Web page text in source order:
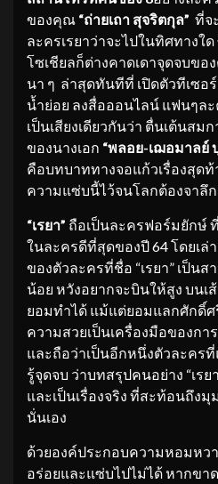
ของคุณ “ถ่ายเถา สุจริตกุล” ที่จ
ละครเรยาว่าจะไปในทิศทางใ
โซเชียลก็ต่างคาดเดาจุดจบขอ
นา ๆ ล่าสุดทันทีที่ เปิดตัวทีเซอ
น้ำย่อย ลงสื่อออนไลน์ แฟนๆล
เป็นเสียงเดียวกันว่า ตื่นเต้นส
ของนางเอก “พลอย-เฌอมาลย์
คือบทบาททางจอแก้วเรื่องสุดท้
ความแซ่บนี้ไว้จนโลกต้องจาลึ
“เรยา” ถือเป็นละครฟอร์มยักษ์
ในละครดีที่สุดของปี 64 โดยเล่
ของตัวละครที่ชื่อ “เรยา” เป็น
น้อย หวังอยากจะบินให้สูง บนเ
ยอมทำได้ แม้แต่ยอมแลกศักดิ์
ความสวยเป็นเครื่องมือของกา
และถือว่าเป็นอีกหนึ่งตัวละคร
รู้จุดจบ ว่าบทสรุปคนอย่าง “เร
และเป็นเรื่องจริง ที่สะท้อนถึง
นั่นเอง
ด้วยองค์ประกอบความหอมหว
อร่อยและแซ่บไปไม่ได้ หากขา